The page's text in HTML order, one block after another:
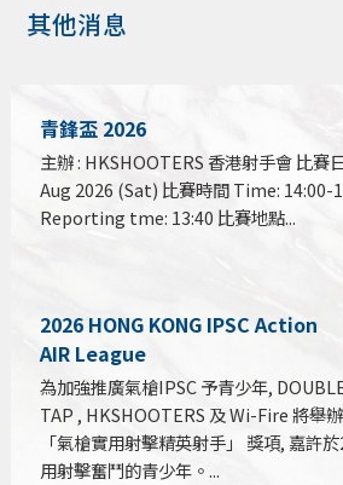
其他消息
青鋒盃 2026
主辦 : HKSHOOTERS 香港射手會 比
Aug 2026 (Sat) 比賽時間 Time: 14:00-
Reporting tme: 13:40 比賽地點...
2026 HONG KONG IPSC Action
AIR League
為加強推廣氣槍IPSC 予青少年,
TAP , HKSHOOTERS 及 Wi-Fire 將舉
「氣槍實用射擊精英射手」 獎項, 嘉許
用射擊奮鬥的青少年。...